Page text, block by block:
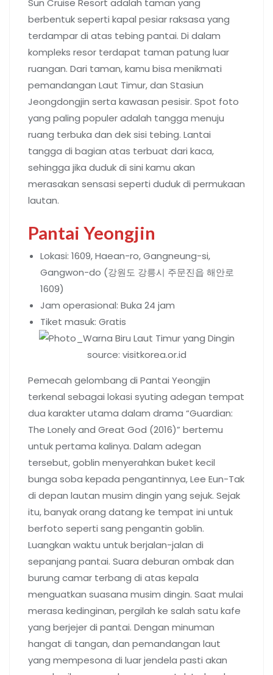
Sun Cruise Resort adalah taman yang
berbentuk seperti kapal pesiar raksasa yang
terdampar di atas tebing pantai. Di dalam
kompleks resor terdapat taman patung luar
ruangan. Dari taman, kamu bisa menikmati
pemandangan Laut Timur, dan Stasiun
Jeongdongjin serta kawasan pesisir. Spot foto
yang paling populer adalah tangga menuju
ruang terbuka dan dek sisi tebing. Lantai
tangga di bagian atas terbuat dari kaca,
sehingga jika duduk di sini kamu akan
merasakan sensasi seperti duduk di permukaan
lautan.
Pantai Yeongjin
Lokasi: 1609, Haean-ro, Gangneung-si,
Gangwon-do (강원도 강릉시 주문진읍 해안로
1609)
Jam operasional: Buka 24 jam
Tiket masuk: Gratis
source: visitkorea.or.id
Pemecah gelombang di Pantai Yeongjin
terkenal sebagai lokasi syuting adegan tempat
dua karakter utama dalam drama “Guardian:
The Lonely and Great God (2016)” bertemu
untuk pertama kalinya. Dalam adegan
tersebut, goblin menyerahkan buket kecil
bunga soba kepada pengantinnya, Lee Eun-Tak
di depan lautan musim dingin yang sejuk. Sejak
itu, banyak orang datang ke tempat ini untuk
berfoto seperti sang pengantin goblin.
Luangkan waktu untuk berjalan-jalan di
sepanjang pantai. Suara deburan ombak dan
burung camar terbang di atas kepala
menguatkan suasana musim dingin. Saat mulai
merasa kedinginan, pergilah ke salah satu kafe
yang berjejer di pantai. Dengan minuman
hangat di tangan, dan pemandangan laut
yang mempesona di luar jendela pasti akan